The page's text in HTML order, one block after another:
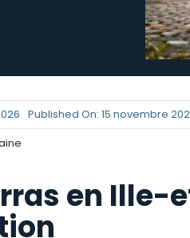
Published On: 15 novembre
en Ille-